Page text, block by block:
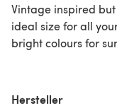
Vintage inspired
ideal size for all
bright colours for
Hersteller